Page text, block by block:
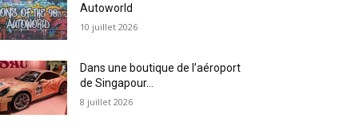
Autoworld
10 juillet 2026
Dans une boutique de l’aéroport
de Singapour…
8 juillet 2026